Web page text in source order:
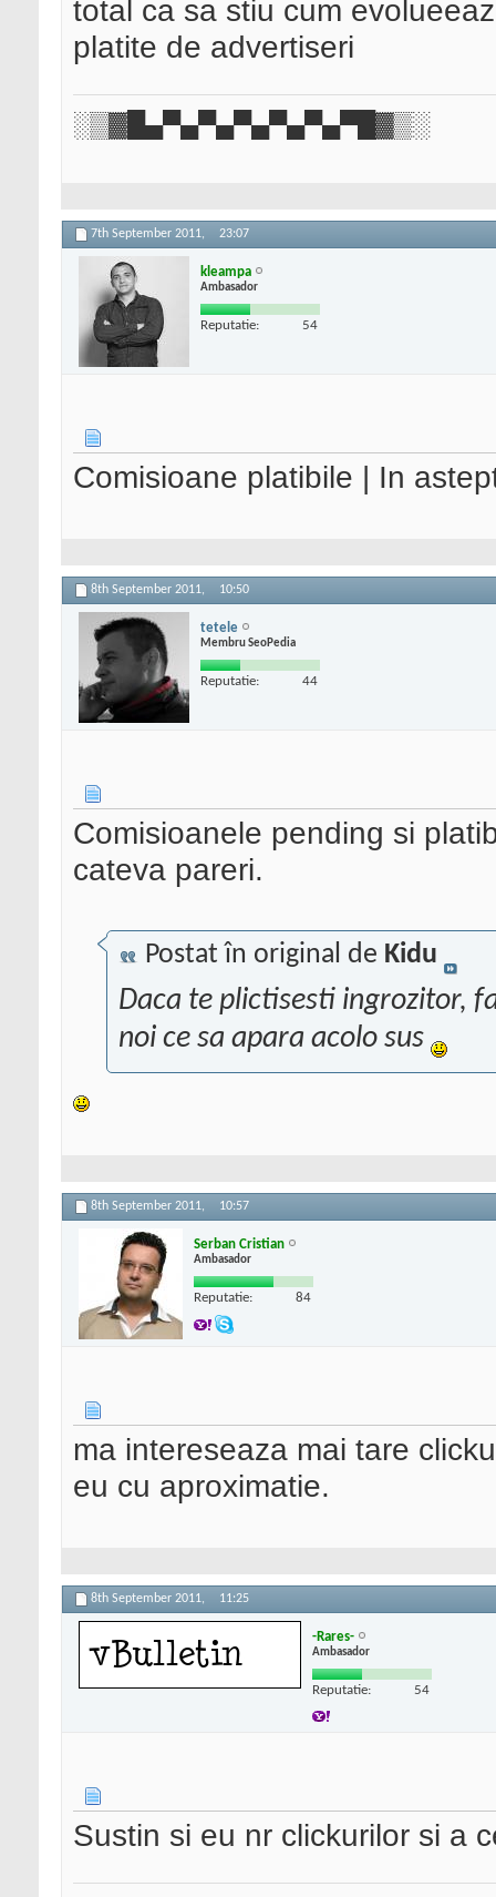
total ca sa stiu cum
platite de advertiseri
░▒▓█▄▀▄▀▄▀▄▀▄▀▄▀█▓▒░
7th September 2011, 23:07
kleampa
Ambasador
Reputatie: 54
Comisioane platibile | In
8th September 2011, 10:50
tetele
Membru SeoPedia
Reputatie: 44
Comisioanele pending si
cateva pareri.
Postat în original de Kidu
Daca te plictisesti ingrozitor,
noi ce sa apara acolo sus
8th September 2011, 10:57
Serban Cristian
Ambasador
Reputatie: 84
ma intereseaza mai tare
eu cu aproximatie.
8th September 2011, 11:25
-Rares-
Ambasador
Reputatie: 54
Sustin si eu nr clickurilor si a